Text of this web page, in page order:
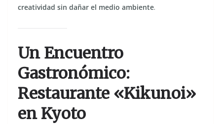
creatividad sin dañar el medio ambiente.
Un Encuentro
Gastronómico:
Restaurante «Kikunoi»
en Kyoto